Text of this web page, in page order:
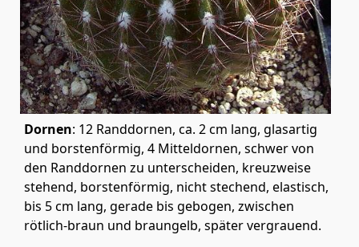
Dornen: 12 Randdornen, ca. 2 cm lang, glasartig
und borstenförmig, 4 Mitteldornen, schwer von
den Randdornen zu unterscheiden, kreuzweise
stehend, borstenförmig, nicht stechend, elastisch,
bis 5 cm lang, gerade bis gebogen, zwischen
rötlich-braun und braungelb, später vergrauend.